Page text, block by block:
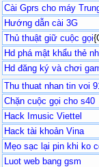
Cài Gprs cho máy
Hướng dẫn cài 3G
Thủ thuật giữ cuộc gọi
Hd phá mật khẩu thẻ
Hd đăng ký và chơi
Thu thuat nhan tin voi
Chặn cuộc gọi cho s40
Hack Imusic Viettel
Hack tài khoản Vina
Mẹo sạc lại pin khi ko
Luot web bang gsm